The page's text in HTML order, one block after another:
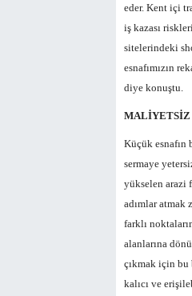
eder. Kent içi
iş kazası
sitelerindeki
esnafımızın
diye konuştu.
MALİYETSİZ
Küçük esnafın
sermaye
yükselen arazi
adımlar atmak
farklı
alanlarına
çıkmak için
kalıcı ve